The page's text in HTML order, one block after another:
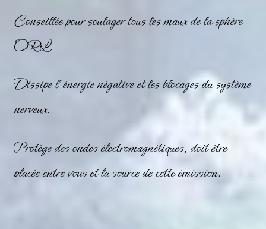
Conseillée pour soulager tous les maux de la sphère
ORL.
Dissipe l’énergie négative et les blocages du système
nerveux.
Protège des ondes électromagnétiques, doit être
placée entre vous et la source de cette émission.